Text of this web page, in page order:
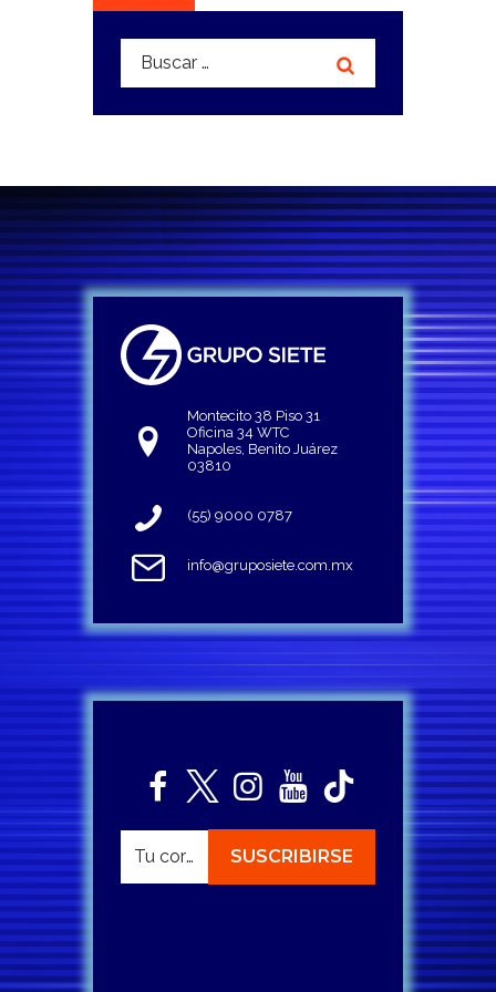
Buscar:
Montecito 38 Piso 31
Oficina 34 WTC
Napoles, Benito Juárez
03810
(55) 9000 0787
info@gruposiete.com.mx